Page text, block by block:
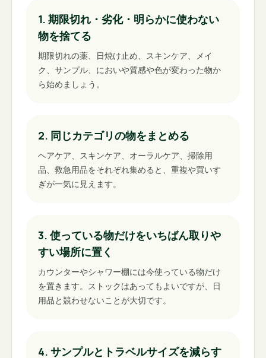
1. 期限切れ・劣化・明らかに使わない
物を捨てる
期限切れの薬、日焼け止め、スキンケア、メイ
ク、サンプル、においや質感や色が変わった物か
ら始めましょう。
2. 同じカテゴリの物をまとめる
ヘアケア、スキンケア、オーラルケア、掃除用
品、救急用品をそれぞれ集めると、重複や買いす
ぎが一気に見えます。
3. 使っている物だけをいちばん取りや
すい場所に置く
カウンターやシャワー棚には今使っている物だけ
を置きます。ストックはあってもよいですが、日
用品と競わせないことが大切です。
4. サンプルとトラベルサイズを減らす